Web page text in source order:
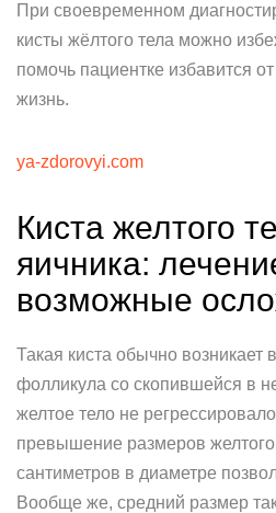
При своевременном
кисты жёлтого тела можно
помочь пациентке избавится
жизнь.
ya-zdorovyi.com
Киста желтого
яичника:
возможные
Такая киста обычно возникает
фолликула со скопившейся в
желтое тело не
превышение размеров желтого
сантиметров в диаметре
Вообще же, средний размер